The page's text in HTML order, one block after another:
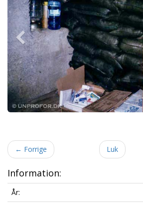
← Forrige Luk
Information:
År: